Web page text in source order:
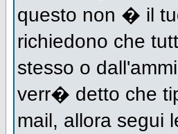
questo non � il
richiedono che
stesso o
verr� detto che
mail, allora segui